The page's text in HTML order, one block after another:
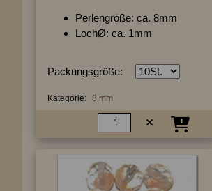
Perlengröße: ca. 8mm
LochØ: ca. 1mm
Packungsgröße:
Kategorie: 8 mm